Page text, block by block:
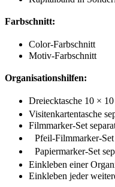
Farbschnitt:
Color-Farbschnitt
Motiv-Farbschnitt
Organisationshilfen:
Dreiecktasche 10 ×
Visitenkartentasche
Filmmarker-Set
Pfeil-Filmmarker-Set
Papiermarker-Set
Einkleben einer
Einkleben jeder